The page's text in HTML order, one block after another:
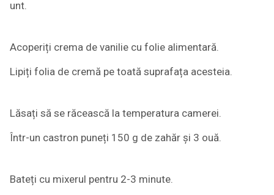
unt.
Acoperiți crema de vanilie cu folie alimentară.
Lipiți folia de cremă pe toată suprafața acesteia.
Lăsați să se răcească la temperatura camerei.
Într-un castron puneți 150 g de zahăr și 3 ouă.
Bateți cu mixerul pentru 2-3 minute.